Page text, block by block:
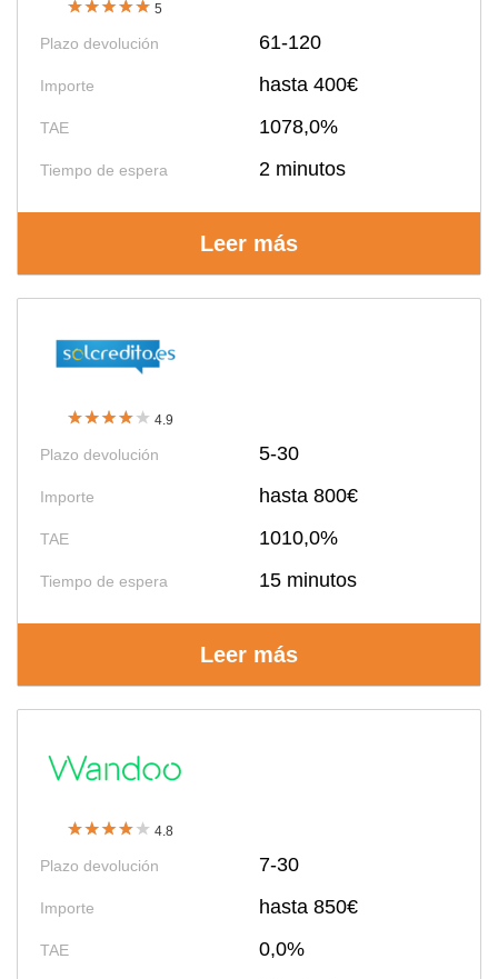
5
Plazo devolución 61-120
Importe hasta 400€
TAE 1078,0%
Tiempo de espera 2 minutos
Leer más
4.9
Plazo devolución 5-30
Importe hasta 800€
TAE 1010,0%
Tiempo de espera 15 minutos
Leer más
4.8
Plazo devolución 7-30
Importe hasta 850€
TAE 0,0%